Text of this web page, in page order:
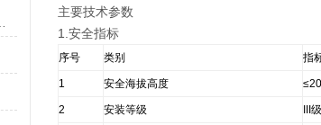
主要技术参数
1.安全指标
序号 类别 指
1 安全海拔高度
2 安装等级 III级